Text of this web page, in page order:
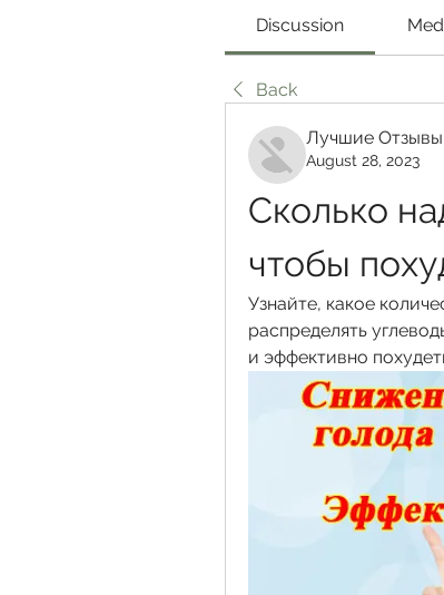
Discussion
Back
Лучшие Отзывы
August 28, 2023
Сколько
чтобы
Узнайте, какое
распределять
и эффективно